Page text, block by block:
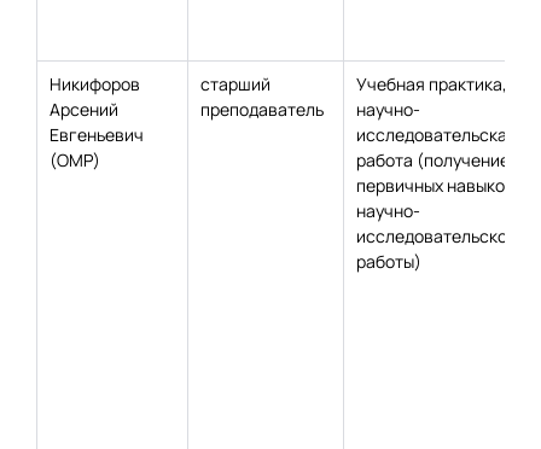
Никифоров
Арсений
Евгеньевич
(ОМР)
старший
преподаватель
Учебная практика,
научно-
исследовательская
работа (получение
первичных навыков
научно-
исследовательской
работы)